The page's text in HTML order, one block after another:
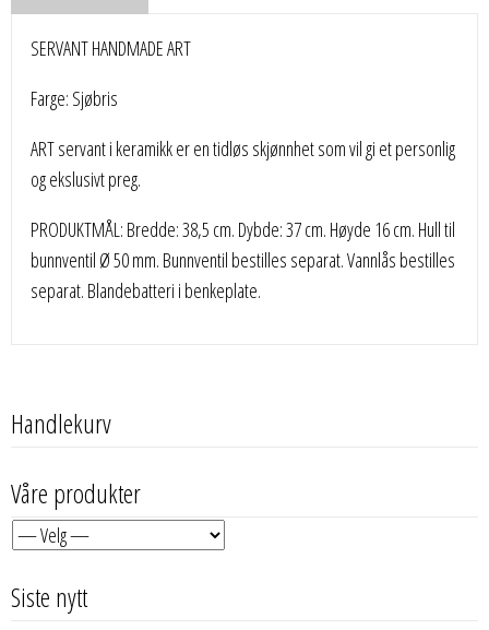
SERVANT HANDMADE ART
Farge: Sjøbris
ART servant i keramikk er en tidløs skjønnhet som vil gi et personlig
og ekslusivt preg.
PRODUKTMÅL: Bredde: 38,5 cm. Dybde: 37 cm. Høyde 16 cm. Hull til
bunnventil Ø 50 mm. Bunnventil bestilles separat. Vannlås bestilles
separat. Blandebatteri i benkeplate.
Handlekurv
Våre produkter
Siste nytt